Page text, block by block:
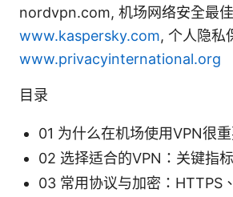
nordvpn.com, 机场网络安全最
www.kaspersky.com, 个人隐私
www.privacyinternational.org
目录
01 为什么在机场使用VPN很
02 选择适合的VPN：关键指
03 常用协议与加密：HTTPS